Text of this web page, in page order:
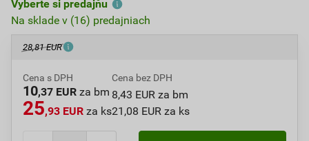
Vyberte si predajňu
Na sklade v (16) predajniach
28,81 EUR
Cena s DPH
10,37 EUR za bm
25,93 EUR za ks
Cena bez DPH
8,43 EUR za bm
21,08 EUR za ks